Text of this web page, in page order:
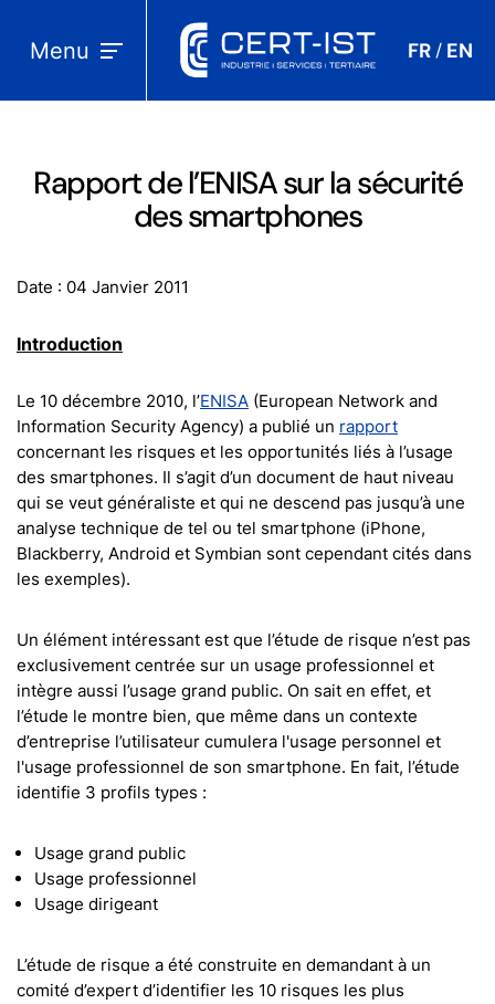
Menu FR / EN
Rapport de l’ENISA sur la sécurité
des smartphones
Date : 04 Janvier 2011
Introduction
Le 10 décembre 2010, l’ENISA (European Network and
Information Security Agency) a publié un rapport
concernant les risques et les opportunités liés à l’usage
des smartphones. Il s’agit d’un document de haut niveau
qui se veut généraliste et qui ne descend pas jusqu’à une
analyse technique de tel ou tel smartphone (iPhone,
Blackberry, Android et Symbian sont cependant cités dans
les exemples).
Un élément intéressant est que l’étude de risque n’est pas
exclusivement centrée sur un usage professionnel et
intègre aussi l’usage grand public. On sait en effet, et
l’étude le montre bien, que même dans un contexte
d’entreprise l’utilisateur cumulera l'usage personnel et
l'usage professionnel de son smartphone. En fait, l’étude
identifie 3 profils types :
Usage grand public
Usage professionnel
Usage dirigeant
L’étude de risque a été construite en demandant à un
comité d’expert d’identifier les 10 risques les plus